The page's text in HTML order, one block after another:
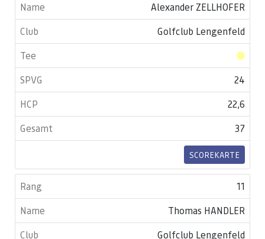
Alexander ZELLHOFER
Golfclub Lengenfeld
24
22,6
37
SCOREKARTE
11
Thomas HANDLER
Golfclub Lengenfeld